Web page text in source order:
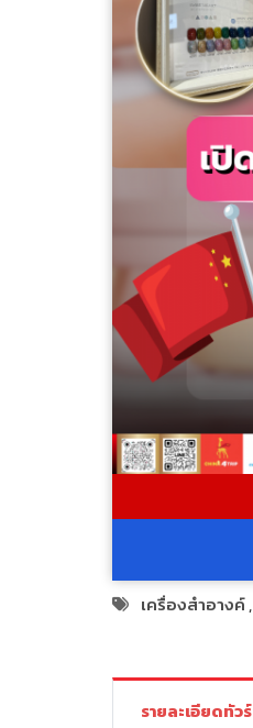
เครื่องสำอางค์,
รายละเอียดทัวร์